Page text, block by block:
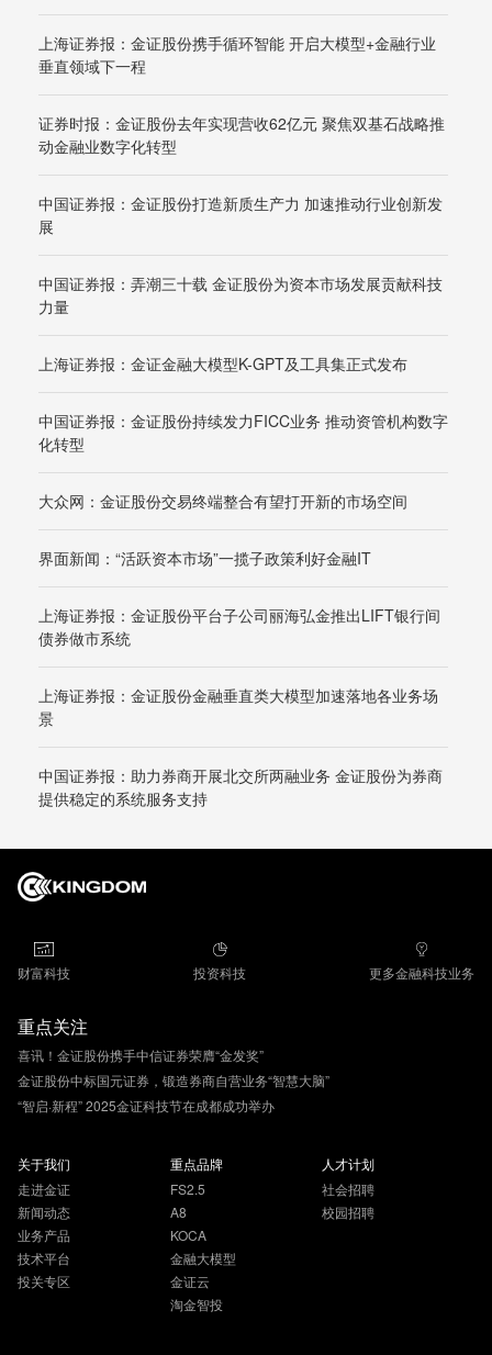
上海证券报：金证股份携手循环智能 开启大模型+金融行业
垂直领域下一程
证券时报：金证股份去年实现营收62亿元 聚焦双基石战略推
动金融业数字化转型
中国证券报：金证股份打造新质生产力 加速推动行业创新发
展
中国证券报：弄潮三十载 金证股份为资本市场发展贡献科技
力量
上海证券报：金证金融大模型K-GPT及工具集正式发布
中国证券报：金证股份持续发力FICC业务 推动资管机构数字
化转型
大众网：金证股份交易终端整合有望打开新的市场空间
界面新闻：“活跃资本市场”一揽子政策利好金融IT
上海证券报：金证股份平台子公司丽海弘金推出LIFT银行间
债券做市系统
上海证券报：金证股份金融垂直类大模型加速落地各业务场
景
中国证券报：助力券商开展北交所两融业务 金证股份为券商
提供稳定的系统服务支持
财富科技 投资科技 更多金融科技业务
重点关注
喜讯！金证股份携手中信证券荣膺“金发奖”
金证股份中标国元证券，锻造券商自营业务“智慧大脑”
“智启·新程” 2025金证科技节在成都成功举办
关于我们
走进金证
新闻动态
业务产品
技术平台
投关专区
重点品牌
FS2.5
A8
KOCA
金融大模型
金证云
淘金智投
人才计划
社会招聘
校园招聘